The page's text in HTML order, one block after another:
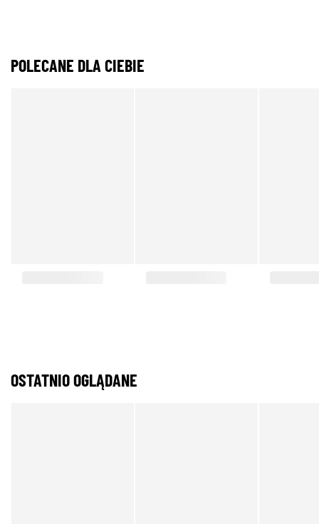
POLECANE DLA CIEBIE
OSTATNIO OGLĄDANE